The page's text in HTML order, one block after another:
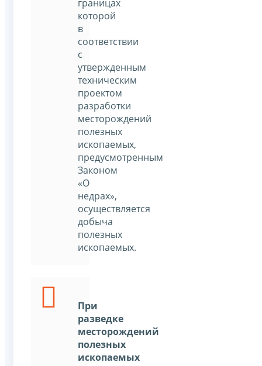
границах
которой
в
соответствии
с
утвержденным
техническим
проектом
разработки
месторождений
полезных
ископаемых,
предусмотренным
Законом
«О
недрах»,
осуществляется
добыча
полезных
ископаемых.
При
разведке
месторождений
полезных
ископаемых